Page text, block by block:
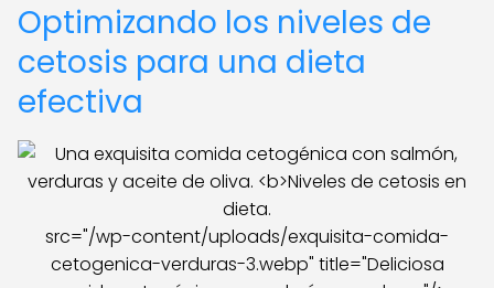
Optimizando los niveles de
cetosis para una dieta
efectiva
src="/wp-content/uploads/exquisita-comida-
cetogenica-verduras-3.webp" title="Deliciosa